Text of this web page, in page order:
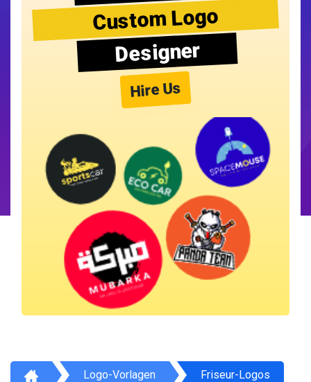
Custom Logo
Designer
Hire Us
Logo-Vorlagen Friseur-Logos